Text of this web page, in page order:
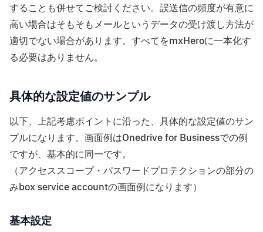
することも併せてご検討ください。誤送信の頻度が有意に
高い場合はそもそもメールというデータの受け渡し方法が
適切でない場合があります。すべてをmxHeroに一本化す
る必要はありません。
具体的な設定値のサンプル
以下、上記考慮ポイントに沿った、具体的な設定値のサン
プルになります。画面例はOnedrive for Businessでの例
ですが、基本的に同一です。
（アクセススコープ・パスワードプロテクションの部分の
みbox service accountの画面例になります）
基本設定